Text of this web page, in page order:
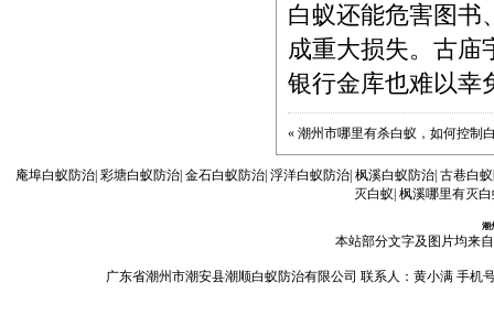
白蚁还能危害图书
成重大损失。古庙
银行金库也难以
« 潮州市哪里有杀白蚁，如何控制
庵埠白蚁防治| 彩塘白蚁防治| 金石白蚁防治| 浮洋白蚁防治| 枫溪白蚁防治| 古巷白
灭白蚁 枫溪哪里有灭白
潮
本站部分文字及图片均来
广东省潮州市潮安县潮顺白蚁防治有限公司 联系人：黄小满 手机